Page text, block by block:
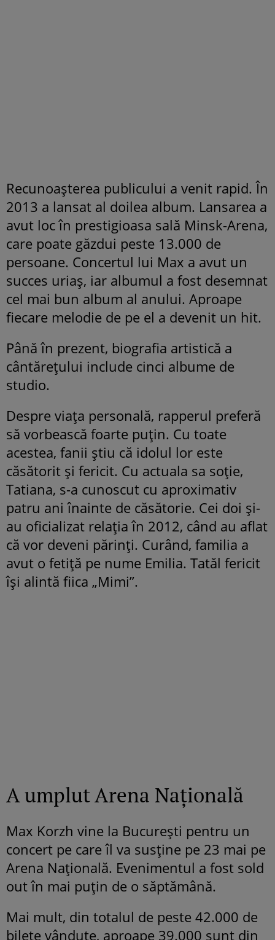
Recunoașterea publicului a venit rapid. În
2013 a lansat al doilea album. Lansarea a
avut loc în prestigioasa sală Minsk-Arena,
care poate găzdui peste 13.000 de
persoane. Concertul lui Max a avut un
succes uriaș, iar albumul a fost desemnat
cel mai bun album al anului. Aproape
fiecare melodie de pe el a devenit un hit.
Până în prezent, biografia artistică a
cântărețului include cinci albume de
studio.
Despre viața personală, rapperul preferă
să vorbească foarte puțin. Cu toate
acestea, fanii știu că idolul lor este
căsătorit și fericit. Cu actuala sa soție,
Tatiana, s-a cunoscut cu aproximativ
patru ani înainte de căsătorie. Cei doi și-
au oficializat relația în 2012, când au aflat
că vor deveni părinți. Curând, familia a
avut o fetiță pe nume Emilia. Tatăl fericit
își alintă fiica „Mimi”.
A umplut Arena Națională
Max Korzh vine la București pentru un
concert pe care îl va susține pe 23 mai pe
Arena Națională. Evenimentul a fost sold
out în mai puțin de o săptămână.
Mai mult, din totalul de peste 42.000 de
bilete vândute, aproape 39.000 sunt din